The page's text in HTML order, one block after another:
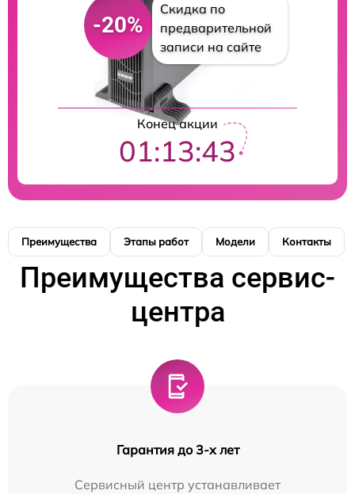
-20%
Скидка по
предварительной
записи на сайте
Конец акции
01:13:42
Преимущества Этапы работ Модели Контакты
Преимущества сервис-
центра
Гарантия до 3-х лет
Сервисный центр устанавливает